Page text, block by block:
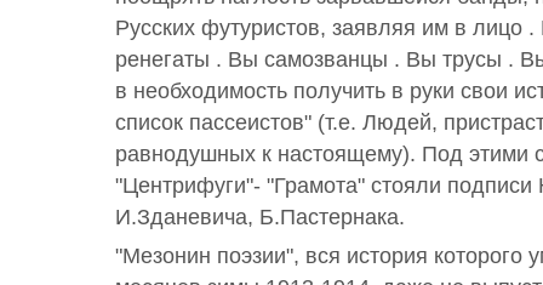
Русских футуристов, заявляя им в лицо
ренегаты . Вы самозванцы . Вы трусы .
в необходимость получить в руки свои
список пассеистов" (т.е. Людей,
равнодушных к настоящему). Под этими
"Центрифуги"- "Грамота" стояли
И.Зданевича, Б.Пастернака.
"Мезонин поэзии", вся история которого